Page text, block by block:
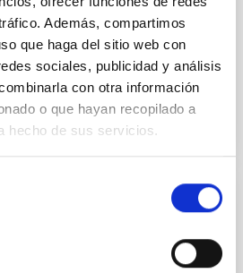
Además, compartimos
que haga del sitio web con
sociales, publicidad y análisis
con otra información
o que hayan recopilado a
hecho de sus servicios.
et al.
5 2026
0